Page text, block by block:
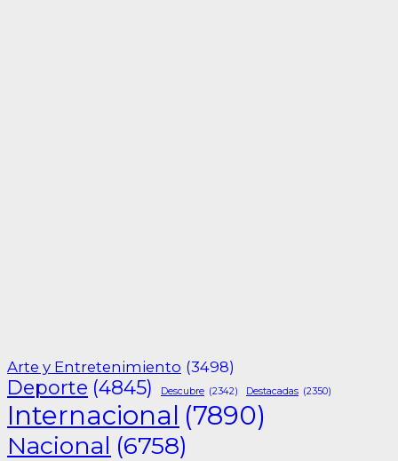
Arte y Entretenimiento (3498)
Deporte (4845) Descubre (2342) Destacadas (2350)
Internacional (7890)
Nacional (6758)